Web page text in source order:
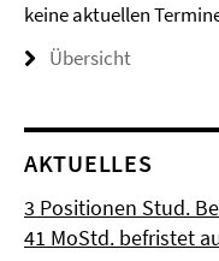
keine aktuellen
Übersicht
AKTUELLES
3 Positionen Stud.
41 MoStd. befristet